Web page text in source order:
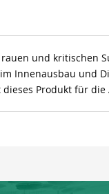
und kritischen
Innenausbau und
Produkt für